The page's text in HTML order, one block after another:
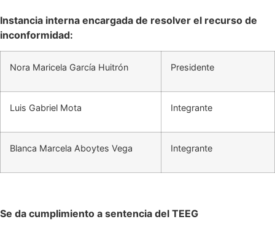
Instancia interna encargada de resolver el recurso de
inconformidad:
Nora Maricela García Huitrón Presidente
Luis Gabriel Mota Integrante
Blanca Marcela Aboytes Vega Integrante
Se da cumplimiento a sentencia del TEEG